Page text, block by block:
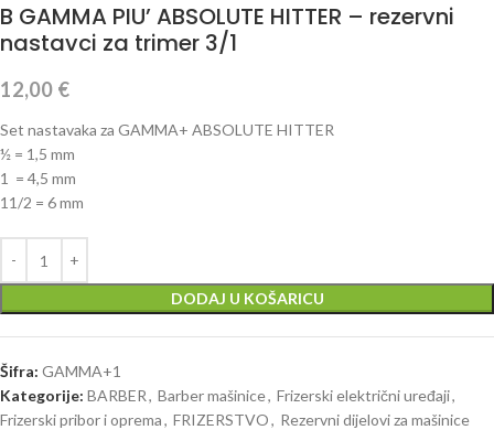
B GAMMA PIU’ ABSOLUTE HITTER – rezervni
nastavci za trimer 3/1
12,00 €
Set nastavaka za GAMMA+ ABSOLUTE HITTER
½ = 1,5 mm
1 = 4,5 mm
1 1/2 = 6 mm
DODAJ U KOŠARICU
Šifra: GAMMA+1
Kategorije: BARBER, Barber mašinice, Frizerski električni uređaji,
Frizerski pribor i oprema, FRIZERSTVO, Rezervni dijelovi za mašinice